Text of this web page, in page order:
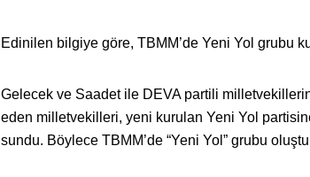
Edinilen bilgiye göre, TBMM’de Yeni Yol grubu
Gelecek ve Saadet ile DEVA partili
eden milletvekilleri, yeni kurulan Yeni Yol
sundu. Böylece TBMM’de “Yeni Yol” grubu